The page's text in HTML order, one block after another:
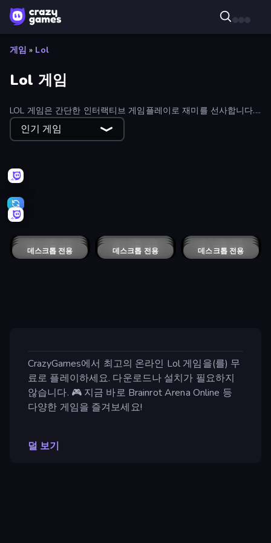
게임 » Lol
Lol 게임
LOL 게임은 간단한 인터랙티브 게임플레이로 재미를 선사합니다.
엉뚱한 도전, 음악적 요소, 두뇌를 자극하는 퍼즐을 즐겨보세요. 다
양한 흥미진진한 옵션 중에서 선택하세요.
인기 게임
Bush Ragdoll Dumb Ways to Die 2 Toilets Worms Shooter
Stickman That One Level Bad Soccer Manager Raccoon Retail
Slap Castle Cucumber Man Epic Basketball
Trolley Racing Blaster Pranks My Imperfect Cult
House of Hazards Suez Canal Training Simulator
데스크톱 전용 Skibidi Toilets: Infection 데스크톱 전용 Stealing the Diamond 데스크톱 전용
Fall Beans
데스크톱 전용
Push My Chair 데스크톱 전용
Don't Get the Job 데스크톱 전용
Fly for Fly
데스크톱 전용
Mutant Idle 데스크톱 전용
KNOCKOUTS! 데스크톱 전용
The Last Tater
CrazyGames에서 최고의 온라인 Lol 게임을(를) 무
료로 플레이하세요. 다운로드나 설치가 필요하지
않습니다. 🎮 지금 바로 Brainrot Arena Online 등
다양한 게임을 즐겨보세요!
덜 보기